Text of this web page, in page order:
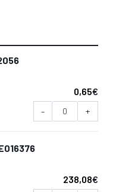
0,65€
- +
238,08€